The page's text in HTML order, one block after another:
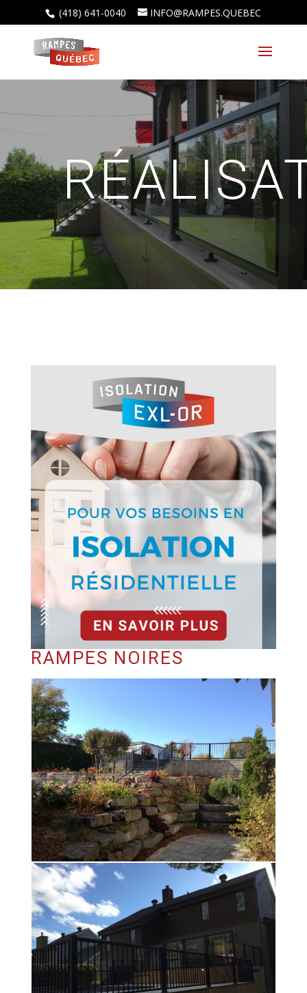
(418) 641-0040 INFO@RAMPES.QUEBEC
RAMPES NOIRES